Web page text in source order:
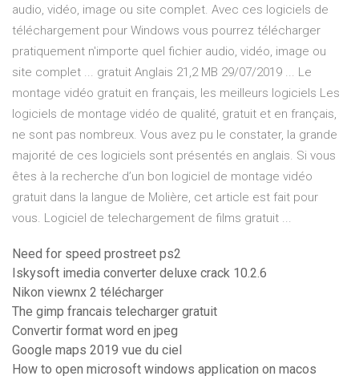
audio, vidéo, image ou site complet. Avec ces logiciels de
téléchargement pour Windows vous pourrez télécharger
pratiquement n'importe quel fichier audio, vidéo, image ou
site complet ... gratuit Anglais 21,2 MB 29/07/2019 ... Le
montage vidéo gratuit en français, les meilleurs logiciels Les
logiciels de montage vidéo de qualité, gratuit et en français,
ne sont pas nombreux. Vous avez pu le constater, la grande
majorité de ces logiciels sont présentés en anglais. Si vous
êtes à la recherche d’un bon logiciel de montage vidéo
gratuit dans la langue de Molière, cet article est fait pour
vous. Logiciel de telechargement de films gratuit ...
Need for speed prostreet ps2
Iskysoft imedia converter deluxe crack 10.2.6
Nikon viewnx 2 télécharger
The gimp francais telecharger gratuit
Convertir format word en jpeg
Google maps 2019 vue du ciel
How to open microsoft windows application on macos